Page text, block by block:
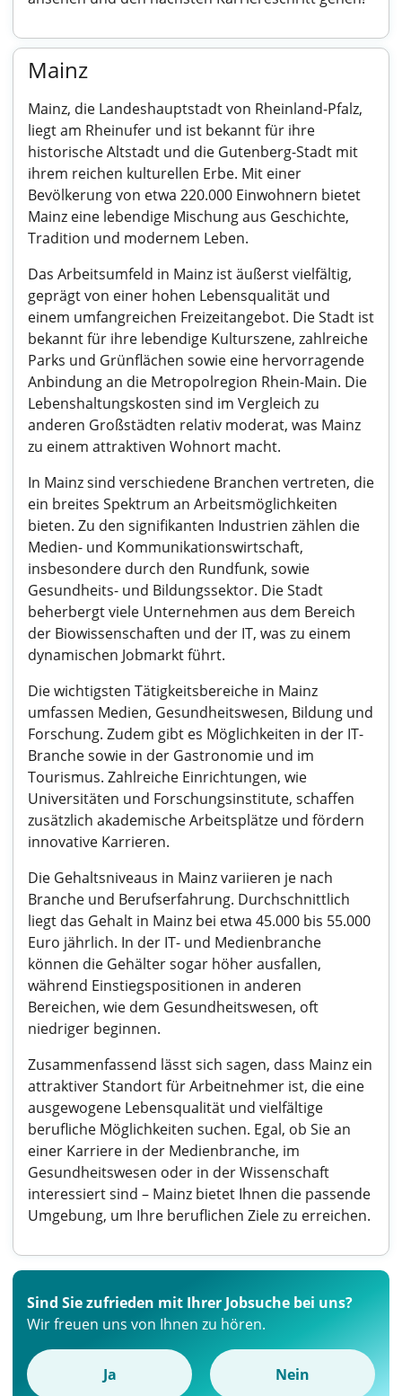
Mainz
Mainz, die Landeshauptstadt von Rheinland-Pfalz,
liegt am Rheinufer und ist bekannt für ihre
historische Altstadt und die Gutenberg-Stadt mit
ihrem reichen kulturellen Erbe. Mit einer
Bevölkerung von etwa 220.000 Einwohnern bietet
Mainz eine lebendige Mischung aus Geschichte,
Tradition und modernem Leben.
Das Arbeitsumfeld in Mainz ist äußerst vielfältig,
geprägt von einer hohen Lebensqualität und
einem umfangreichen Freizeitangebot. Die Stadt ist
bekannt für ihre lebendige Kulturszene, zahlreiche
Parks und Grünflächen sowie eine hervorragende
Anbindung an die Metropolregion Rhein-Main. Die
Lebenshaltungskosten sind im Vergleich zu
anderen Großstädten relativ moderat, was Mainz
zu einem attraktiven Wohnort macht.
In Mainz sind verschiedene Branchen vertreten, die
ein breites Spektrum an Arbeitsmöglichkeiten
bieten. Zu den signifikanten Industrien zählen die
Medien- und Kommunikationswirtschaft,
insbesondere durch den Rundfunk, sowie
Gesundheits- und Bildungssektor. Die Stadt
beherbergt viele Unternehmen aus dem Bereich
der Biowissenschaften und der IT, was zu einem
dynamischen Jobmarkt führt.
Die wichtigsten Tätigkeitsbereiche in Mainz
umfassen Medien, Gesundheitswesen, Bildung und
Forschung. Zudem gibt es Möglichkeiten in der IT-
Branche sowie in der Gastronomie und im
Tourismus. Zahlreiche Einrichtungen, wie
Universitäten und Forschungsinstitute, schaffen
zusätzlich akademische Arbeitsplätze und fördern
innovative Karrieren.
Die Gehaltsniveaus in Mainz variieren je nach
Branche und Berufserfahrung. Durchschnittlich
liegt das Gehalt in Mainz bei etwa 45.000 bis 55.000
Euro jährlich. In der IT- und Medienbranche
können die Gehälter sogar höher ausfallen,
während Einstiegspositionen in anderen
Bereichen, wie dem Gesundheitswesen, oft
niedriger beginnen.
Zusammenfassend lässt sich sagen, dass Mainz ein
attraktiver Standort für Arbeitnehmer ist, die eine
ausgewogene Lebensqualität und vielfältige
berufliche Möglichkeiten suchen. Egal, ob Sie an
einer Karriere in der Medienbranche, im
Gesundheitswesen oder in der Wissenschaft
interessiert sind – Mainz bietet Ihnen die passende
Umgebung, um Ihre beruflichen Ziele zu erreichen.
Sind Sie zufrieden mit Ihrer Jobsuche bei uns?
Wir freuen uns von Ihnen zu hören.
Ja Nein